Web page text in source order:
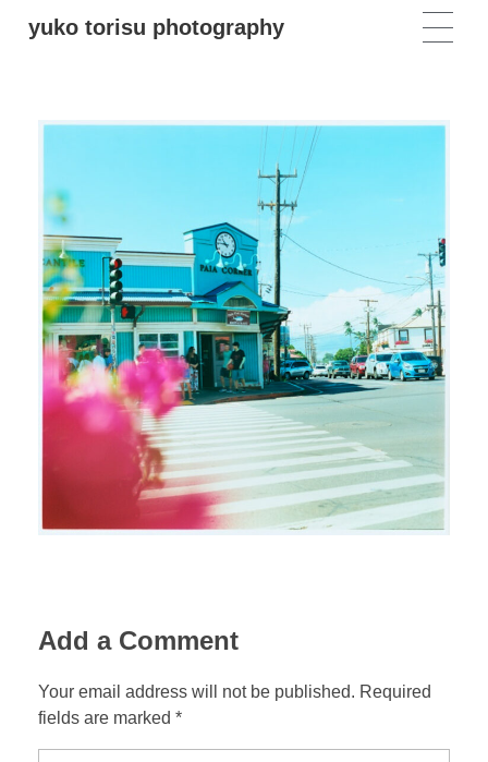
yuko torisu photography
Add a Comment
Your email address will not be published. Required
fields are marked *